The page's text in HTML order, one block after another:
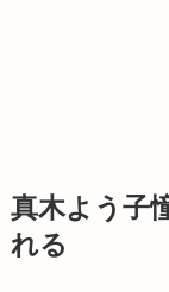
真木よう子
れる